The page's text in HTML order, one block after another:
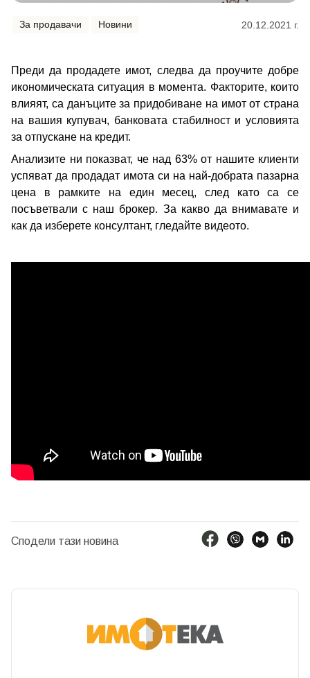
За продавачи Новини 20.12.2021 г.
Преди да продадете имот, следва да проучите добре
икономическата ситуация в момента. Факторите, които
влияят, са данъците за придобиване на имот от страна
на вашия купувач, банковата стабилност и условията
за отпускане на кредит.
Анализите ни показват, че над 63% от нашите клиенти
успяват да продадат имота си на най-добрата пазарна
цена в рамките на един месец, след като са се
посъветвали с наш брокер. За какво да внимавате и
как да изберете консултант, гледайте видеото.
Сподели тази новина